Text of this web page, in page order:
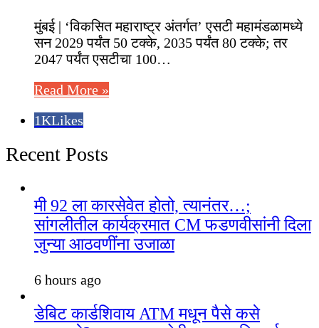
मुंबई | ‘विकसित महाराष्ट्र अंतर्गत’ एसटी महामंडळामध्ये
सन 2029 पर्यंत 50 टक्के, 2035 पर्यंत 80 टक्के; तर
2047 पर्यंत एसटीचा 100…
Read More »
1KLikes
Recent Posts
मी 92 ला कारसेवेत होतो, त्यानंतर…;
सांगलीतील कार्यक्रमात CM फडणवीसांनी दिला
जुन्या आठवणींना उजाळा
6 hours ago
डेबिट कार्डशिवाय ATM मधून पैसे कसे